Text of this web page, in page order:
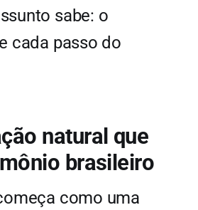
sabe: o
cada passo do
natural que
brasileiro
como uma